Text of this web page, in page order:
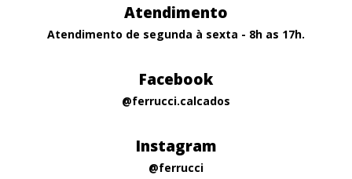
Atendimento
Atendimento de segunda à sexta - 8h as 17h.
Facebook
@ferrucci.calcados
Instagram
@ferrucci